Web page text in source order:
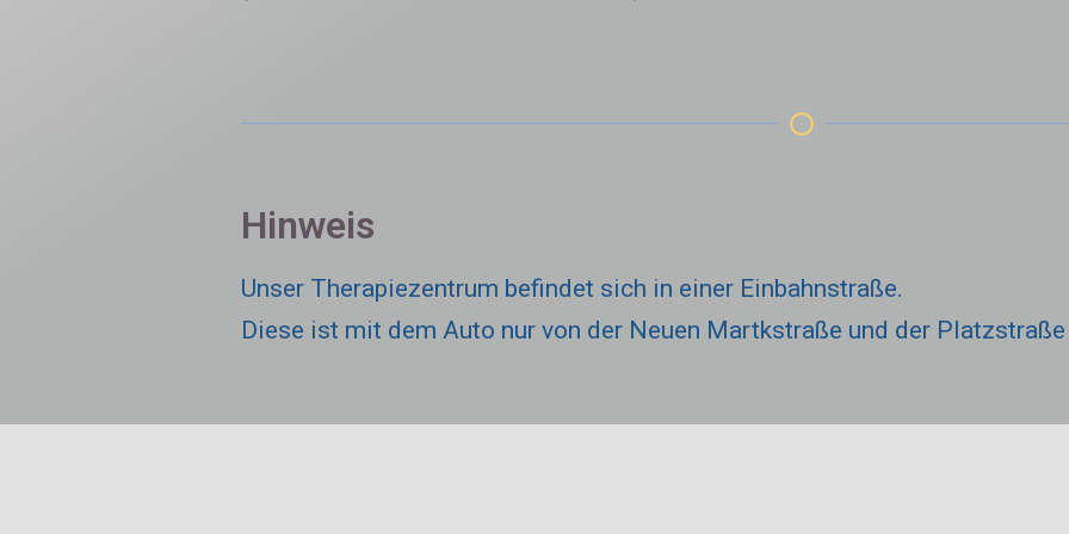
Hinweis
Unser Therapiezentrum befindet sich in einer Einbahnstraße.
Diese ist mit dem Auto nur von der Neuen Martkstraße und der